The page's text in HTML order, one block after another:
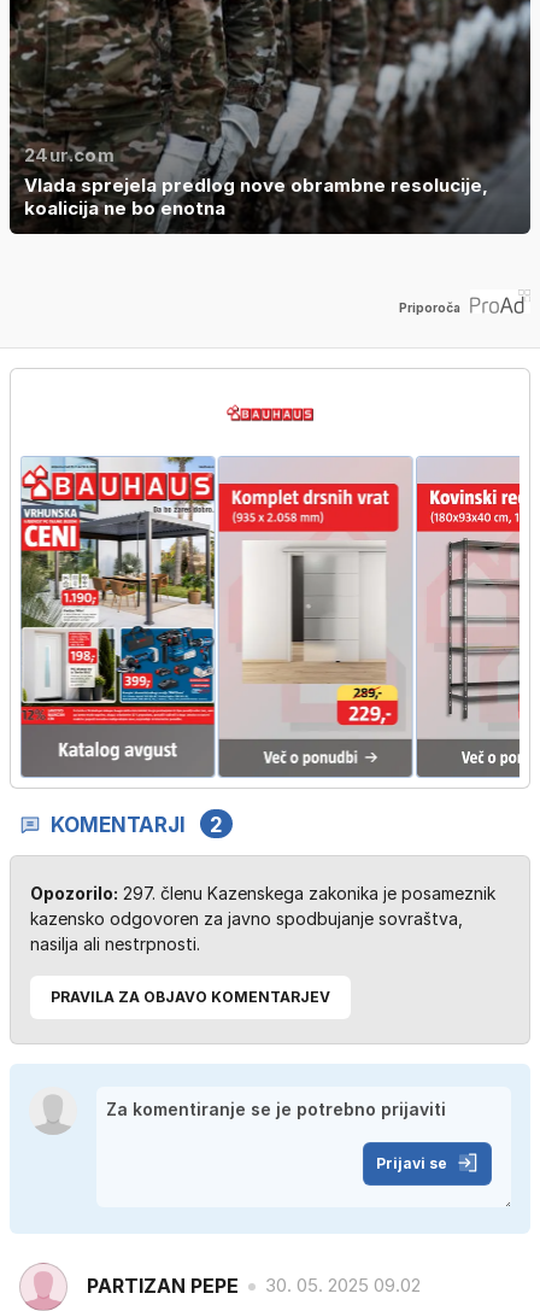
24ur.com
Vlada sprejela predlog nove obrambne resolucije,
koalicija ne bo enotna
Priporoča
KOMENTARJI 2
Opozorilo: 297. členu Kazenskega zakonika je posameznik
kazensko odgovoren za javno spodbujanje sovraštva,
nasilja ali nestrpnosti.
PRAVILA ZA OBJAVO KOMENTARJEV
Prijavi se
PARTIZAN PEPE 30. 05. 2025 09.02